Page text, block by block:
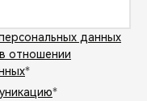
данных
отношении
*
*